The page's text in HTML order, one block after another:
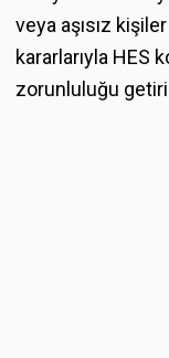
veya aşısız
kararlarıyla HES
zorunluluğu